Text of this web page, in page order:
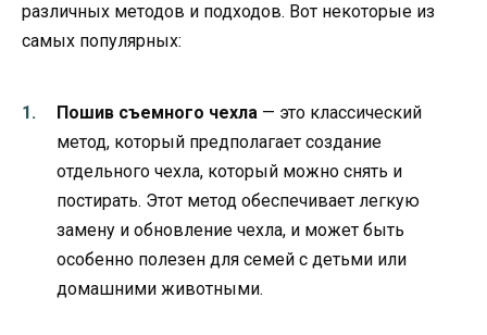
различных методов и подходов. Вот некоторые из
самых популярных:
Пошив съемного чехла — это классический
метод, который предполагает создание
отдельного чехла, который можно снять и
постирать. Этот метод обеспечивает легкую
замену и обновление чехла, и может быть
особенно полезен для семей с детьми или
домашними животными.